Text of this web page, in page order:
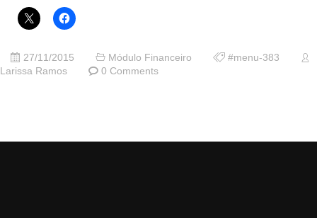
27/11/2015 Módulo Financeiro
#menu-383
Larissa Ramos
0 Comments